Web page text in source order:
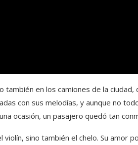
también en los camiones de la
con sus melodías, y aunque no
ocasión, un pasajero quedó tan
sino también el chelo. Su amor